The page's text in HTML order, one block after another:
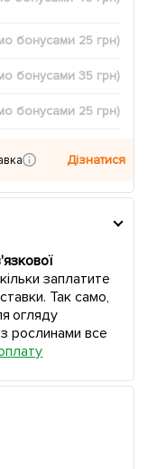
бонусами 25 грн)
бонусами35 грн)
бонусами 25 грн)
Дізнатися
заплатите
Так само,
огляду
рослинами все